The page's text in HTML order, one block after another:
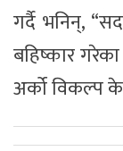
गर्दै भनिन्,
बहिष्कार
अर्को विकल्प